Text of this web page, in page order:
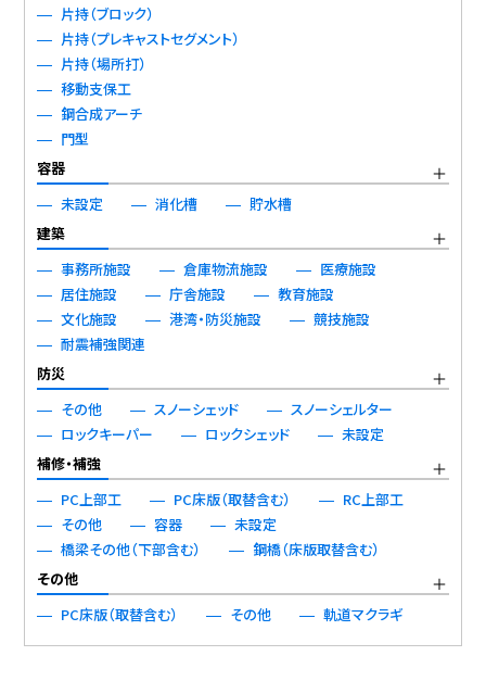
片持（ブロック）
片持（プレキャストセグメント）
片持（場所打）
移動支保工
鋼合成アーチ
門型
容器
未設定
消化槽
貯水槽
建築
事務所施設
倉庫物流施設
医療施設
居住施設
庁舎施設
教育施設
文化施設
港湾・防災施設
競技施設
耐震補強関連
防災
その他
スノーシェッド
スノーシェルター
ロックキーパー
ロックシェッド
未設定
補修・補強
PC上部工
PC床版（取替含む）
RC上部工
その他
容器
未設定
橋梁その他（下部含む）
鋼橋（床版取替含む）
その他
PC床版（取替含む）
その他 軌道マクラギ